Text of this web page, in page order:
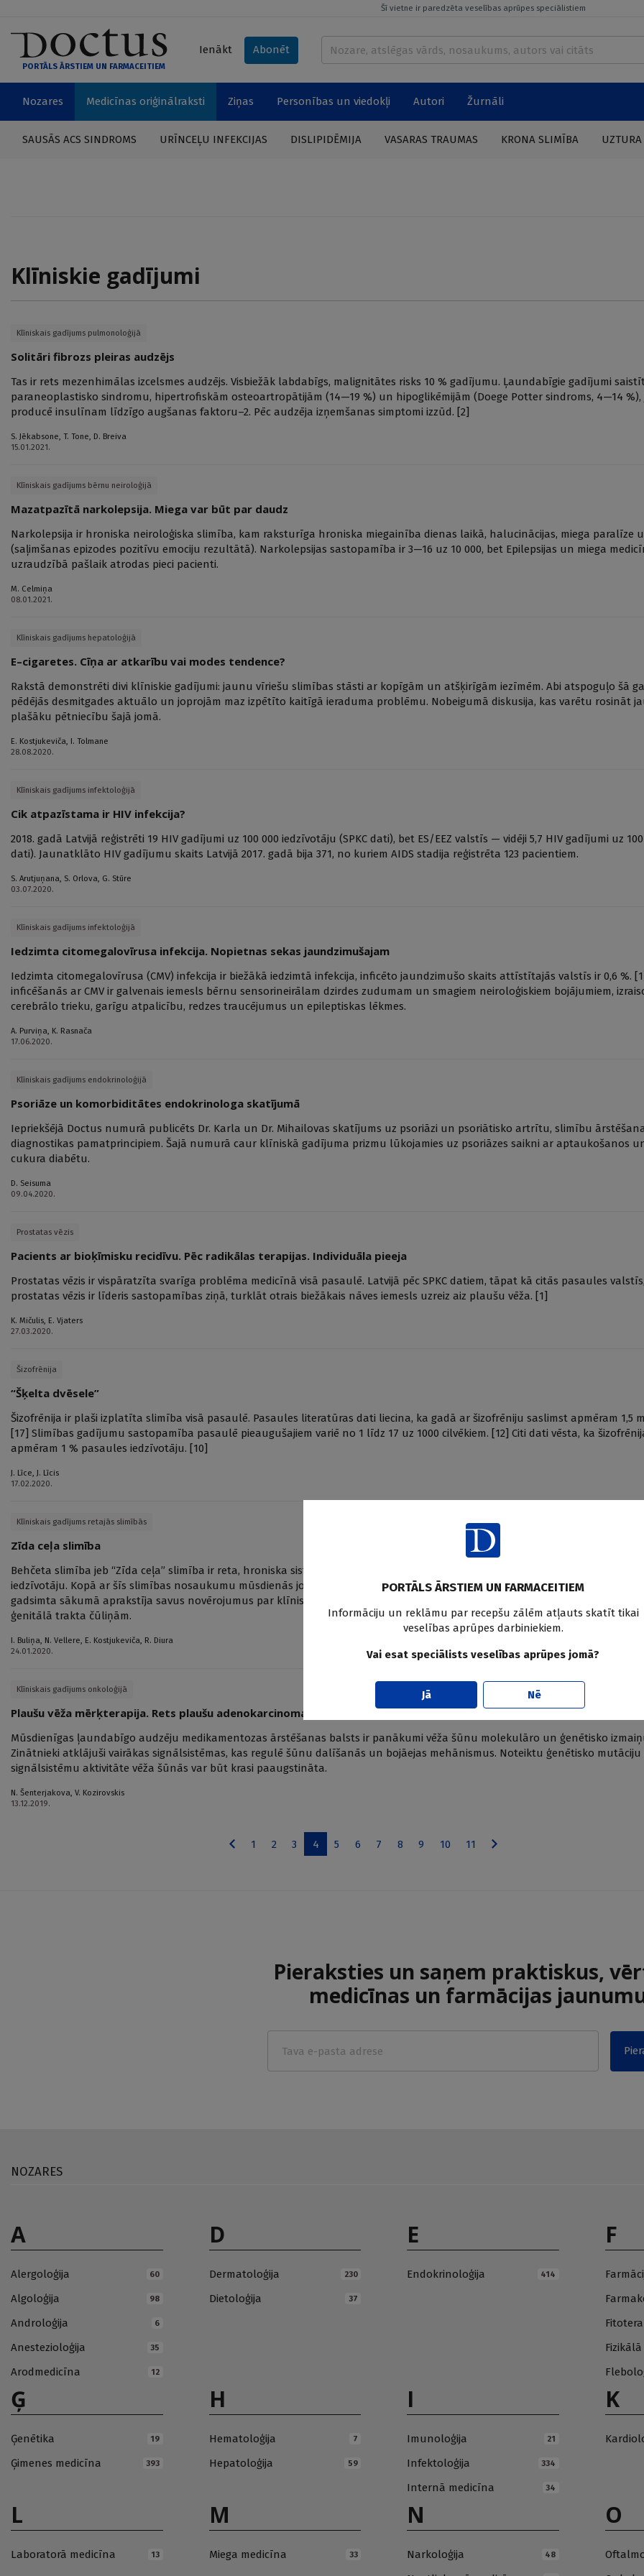
Šī vietne ir paredzēta veselības aprūpes speciālistiem
PORTĀLS ĀRSTIEM UN FARMACEITIEM
Ienākt Abonēt
Nozares Medicīnas oriģinālraksti Ziņas Personības un viedokļi Autori Žurnāli
SAUSĀS ACS SINDROMS URĪNCEĻU INFEKCIJAS DISLIPIDĒMIJA VASARAS TRAUMAS KRONA SLIMĪBA UZTURA
Klīniskie gadījumi
Klīniskais gadījums pulmonoloģijā
Solitāri fibrozs pleiras audzējs
Tas ir rets mezenhimālas izcelsmes audzējs. Visbiežāk labdabīgs, malignitātes risks 10 % gadījumu. Ļaundabīgie gadījumi
paraneoplastisko sindromu, hipertrofiskām osteoartropātijām (14—19 %) un hipoglikēmijām (Doege Potter sindroms, 4—14 %),
producē insulīnam līdzīgo augšanas faktoru–2. Pēc audzēja izņemšanas simptomi izzūd. [2]
S. Jēkabsone, T. Tone, D. Breiva
15.01.2021.
Klīniskais gadījums bērnu neiroloģijā
Mazatpazītā narkolepsija. Miega var būt par daudz
Narkolepsija ir hroniska neiroloģiska slimība, kam raksturīga hroniska miegainība dienas laikā, halucinācijas, miega paralīze
(saļimšanas epizodes pozitīvu emociju rezultātā). Narkolepsijas sastopamība ir 3—16 uz 10 000, bet Epilepsijas un miega
uzraudzībā pašlaik atrodas pieci pacienti.
M. Celmiņa
08.01.2021.
Klīniskais gadījums hepatoloģijā
E–cigaretes. Cīņa ar atkarību vai modes tendence?
Rakstā demonstrēti divi klīniskie gadījumi: jaunu vīriešu slimības stāsti ar kopīgām un atšķirīgām iezīmēm. Abi atspoguļo šā
pēdējās desmitgades aktuālo un joprojām maz izpētīto kaitīgā ieraduma problēmu. Nobeigumā diskusija, kas varētu rosināt
plašāku pētniecību šajā jomā.
E. Kostjukeviča, I. Tolmane
28.08.2020.
Klīniskais gadījums infektoloģijā
Cik atpazīstama ir HIV infekcija?
2018. gadā Latvijā reģistrēti 19 HIV gadījumi uz 100 000 iedzīvotāju (SPKC dati), bet ES/EEZ valstīs — vidēji 5,7 HIV gadījumi uz 100
dati). Jaunatklāto HIV gadījumu skaits Latvijā 2017. gadā bija 371, no kuriem AIDS stadija reģistrēta 123 pacientiem.
S. Arutjuņana, S. Orlova, G. Stūre
03.07.2020.
Klīniskais gadījums infektoloģijā
Iedzimta citomegalovīrusa infekcija. Nopietnas sekas jaundzimušajam
Iedzimta citomegalovīrusa (CMV) infekcija ir biežākā iedzimtā infekcija, inficēto jaundzimušo skaits attīstītajās valstīs ir 0,6 %.
inficēšanās ar CMV ir galvenais iemesls bērnu sensorineirālam dzirdes zudumam un smagiem neiroloģiskiem bojājumiem,
cerebrālo trieku, garīgu atpalicību, redzes traucējumus un epileptiskas lēkmes.
A. Purviņa, K. Rasnača
17.06.2020.
Klīniskais gadījums endokrinoloģijā
Psoriāze un komorbiditātes endokrinologa skatījumā
Iepriekšējā Doctus numurā publicēts Dr. Karla un Dr. Mihailovas skatījums uz psoriāzi un psoriātisko artrītu, slimību
diagnostikas pamatprincipiem. Šajā numurā caur klīniskā gadījuma prizmu lūkojamies uz psoriāzes saikni ar aptaukošanos
cukura diabētu.
D. Seisuma
09.04.2020.
Prostatas vēzis
Pacients ar bioķīmisku recidīvu. Pēc radikālas terapijas. Individuāla pieeja
Prostatas vēzis ir vispāratzīta svarīga problēma medicīnā visā pasaulē. Latvijā pēc SPKC datiem, tāpat kā citās pasaules
prostatas vēzis ir līderis sastopamības ziņā, turklāt otrais biežākais nāves iemesls uzreiz aiz plaušu vēža. [1]
K. Mičulis, E. Vjaters
27.03.2020.
Šizofrēnija
“Šķelta dvēsele”
Šizofrēnija ir plaši izplatīta slimība visā pasaulē. Pasaules literatūras dati liecina, ka gadā ar šizofrēniju saslimst apmēram 1,5
[17] Slimības gadījumu sastopamība pasaulē pieaugušajiem variē no 1 līdz 17 uz 1000 cilvēkiem. [12] Citi dati vēsta, ka
apmēram 1 % pasaules iedzīvotāju. [10]
J. Līce, J. Līcis
17.02.2020.
Klīniskais gadījums retajās slimībās
Zīda ceļa slimība
Behčeta slimība jeb “Zīda ceļa” slimība ir reta, hroniska sistēmiska iekaisuma slimība, kuras izplatība pasaulē ir 1—9 gadījumi
iedzīvotāju. Kopā ar šīs slimības nosaukumu mūsdienās joprojām dzīvo atmiņas par dermatologu profesoru Hulusi Behchet,
gadsimta sākumā aprakstīja savus novērojumus par klīnisko simptomu triādi: aftozo stomatītu, konjunktivītu un mutes
ģenitālā trakta čūliņām.
I. Buliņa, N. Vellere, E. Kostjukeviča, R. Diura
24.01.2020.
Klīniskais gadījums onkoloģijā
Plaušu vēža mērķterapija. Rets plaušu adenokarcinomas gadījums
Mūsdienīgas ļaundabīgo audzēju medikamentozas ārstēšanas balsts ir panākumi vēža šūnu molekulāro un ģenētisko
Zinātnieki atklājuši vairākas signālsistēmas, kas regulē šūnu dalīšanās un bojāejas mehānismus. Noteiktu ģenētisko
signālsistēmu aktivitāte vēža šūnās var būt krasi paaugstināta.
N. Šenterjakova, V. Kozirovskis
13.12.2019.
1 2 3 4 5 6 7 8 9 10 11
Pieraksties un saņem praktiskus,
medicīnas un farmācijas
NOZARES
A
Alergoloģija 60
Algoloģija 98
Androloģija 6
Anestezioloģija 35
Arodmedicīna 12
D
Dermatoloģija 230
Dietoloģija 37
E
Endokrinoloģija 414
F
Ģ
Ģenētika 19
Ģimenes medicīna 393
H
Hematoloģija 7
Hepatoloģija 59
I
Imunoloģija 21
Infektoloģija 334
Internā medicīna 34
K
L
Laboratorā medicīna 13
M
Miega medicīna 33
N
Narkoloģija 48
O
PORTĀLS ĀRSTIEM UN FARMACEITIEM
Informāciju un reklāmu par recepšu zālēm atļauts skatīt tikai
veselības aprūpes darbiniekiem.
Vai esat speciālists veselības aprūpes jomā?
Jā Nē